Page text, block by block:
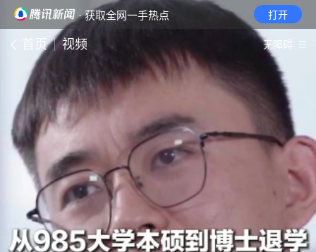
· 获取全网一手热点 打开
首页 视频 无障碍